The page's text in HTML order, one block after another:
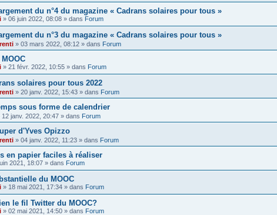
du n°4 du magazine « Cadrans solaires pour tous »
» 06 juin 2022, 08:08 » dans Forum
du n°3 du magazine « Cadrans solaires pour tous »
» 03 mars 2022, 08:12 » dans Forum
» 21 févr. 2022, 10:55 » dans Forum
solaires pour tous 2022
» 20 janv. 2022, 15:43 » dans Forum
sous forme de calendrier
12 janv. 2022, 20:47 » dans Forum
d'Yves Opizzo
» 04 janv. 2022, 11:23 » dans Forum
en papier faciles à réaliser
2021, 18:07 » dans Forum
du MOOC
» 18 mai 2021, 17:34 » dans Forum
le fil Twitter du MOOC?
» 02 mai 2021, 14:50 » dans Forum